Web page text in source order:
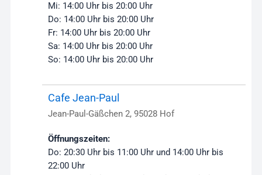
Mi: 14:00 Uhr bis 20:00 Uhr
Do: 14:00 Uhr bis 20:00 Uhr
Fr: 14:00 Uhr bis 20:00 Uhr
Sa: 14:00 Uhr bis 20:00 Uhr
So: 14:00 Uhr bis 20:00 Uhr
Cafe Jean-Paul
Jean-Paul-Gäßchen 2, 95028 Hof
Öffnungszeiten:
Do: 20:30 Uhr bis 11:00 Uhr und 14:00 Uhr bis
22:00 Uhr